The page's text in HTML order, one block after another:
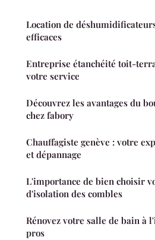
Location de
efficaces
Entreprise étanchéité toit-
votre service
Découvrez les avantages du
chez fabory
Chauffagiste genève : votre
et dépannage
L'importance de bien choisir
d'isolation des combles
Rénovez votre salle de bain à
pros